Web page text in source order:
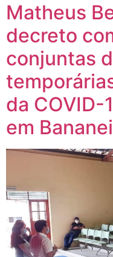
Matheus
decreto
conjuntas
da COVID-
em